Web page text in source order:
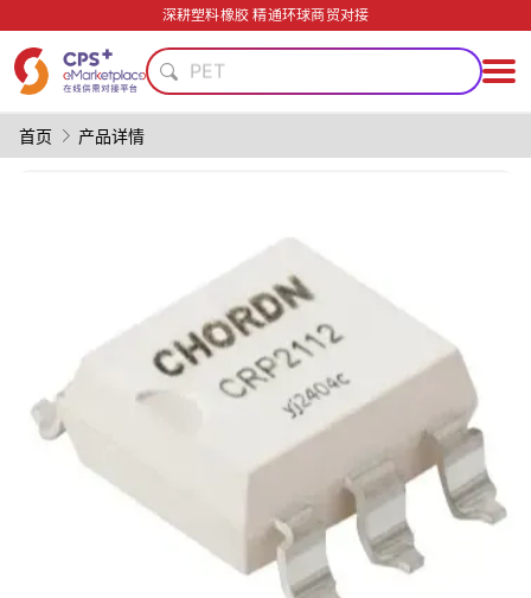
深耕塑料橡胶 精通环球商贸对接
轻量化
绿色成型方案
碳纤维复合材料
功能薄膜
PP
轻量化
PET
绿色成型方案
碳纤维复合材料
功能薄膜
首页 产品详情